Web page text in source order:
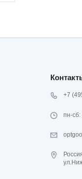
+7
пн-сб: